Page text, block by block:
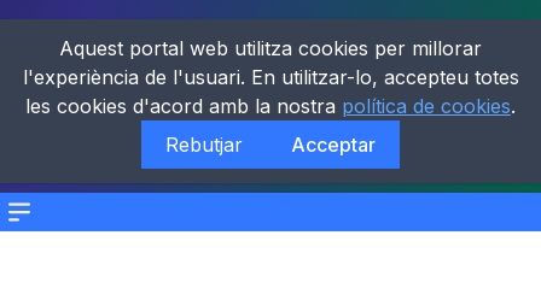
Menu
Aquest portal web utilitza cookies per millorar
l'experiència de l'usuari. En utilitzar-lo, accepteu totes
les cookies d'acord amb la nostra política de cookies.
Rebutjar
Acceptar